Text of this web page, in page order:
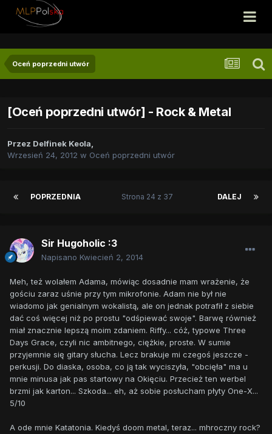
Oceń poprzedni utwór
[Oceń poprzedni utwór] - Rock & Metal
Przez Delfinek Keola,
Wrzesień 24, 2012 w Oceń poprzedni utwór
POPRZEDNIA DALEJ
Strona 24 z 37
Sir Hugoholic :3
Napisano Kwiecień 2, 2014
Meh, też wolałem Adama, mówiąc dosadnie mam wrażenie, że
gościu zaraz uśnie przy tym mikrofonie. Adam nie był nie
wiadomo jak genialnym wokalistą, ale on jednak potrafił z siebie
dać coś więcej niż po prostu "odśpiewać swoje". Barwę również
miał znacznie lepszą moim zdaniem. Riffy... cóż, typowe Three
Days Grace, czyli nic ambitnego, ciężkie, proste. W sumie
przyjemnie się gitary słucha. Lecz brakuje mi czegoś jeszcze -
perkusji. Do diaska, osoba, co ją tak wyciszyła, "obcięła" ma u
mnie minusa jak pas startowy na Okięciu. Przecież ten werbel
brzmi jak karton... Szkoda... eh, aż sobie posłucham płyty One-X...
5/10
A ode mnie Katatonia. Kiedyś doom metal, teraz... mhroczny rock?